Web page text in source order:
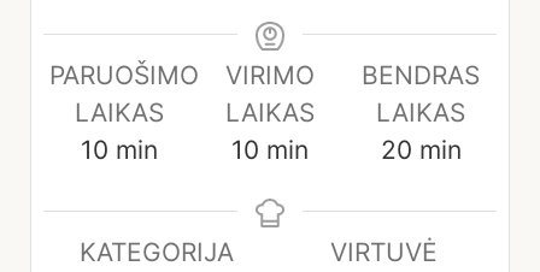
PARUOŠIMO
LAIKAS
10minutes
min
VIRIMO
LAIKAS
10minutes
min
BENDRAS
LAIKAS
20minutes
min
KATEGORIJA
VIRTUVĖ